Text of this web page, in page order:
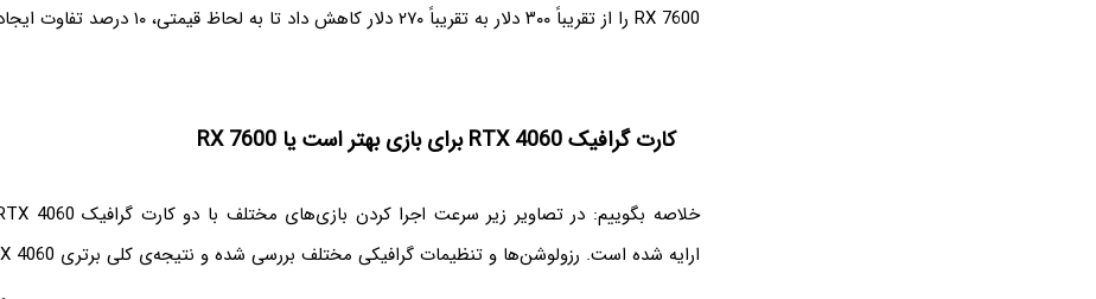
RX 7600 را از تقریباً ۳۰۰ دلار به تقریباً ۲۷۰ دلار کاهش داد تا به لحاظ قیمتی، ۱۰ درصد تفاوت ایجاد شود.
کارت گرافیک RTX 4060 برای بازی بهتر است یا RX 7600
ارایه شده است. رزولوشن‌ها و تنظیمات گرافیکی مختلف بررسی شده و نتیجه‌ی کلی برتری RTX 4060 است.